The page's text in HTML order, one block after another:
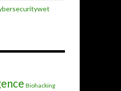
Biohacking